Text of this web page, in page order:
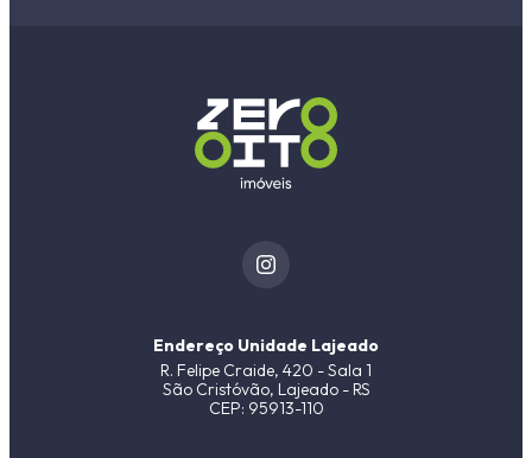
Endereço Unidade Lajeado
R. Felipe Craide, 420 - Sala 1
São Cristóvão, Lajeado - RS
CEP: 95913-110